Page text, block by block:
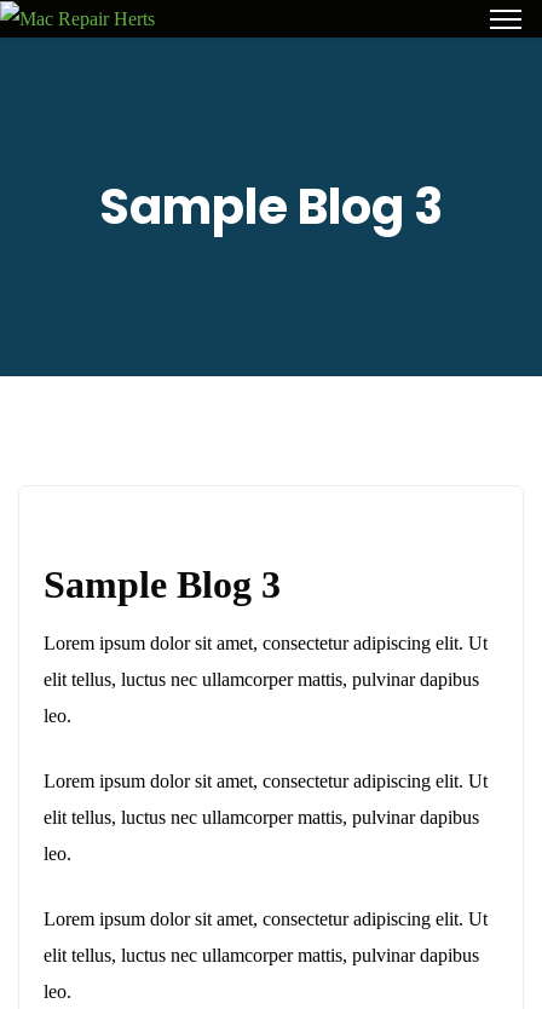
Sample Blog 3
Sample Blog 3
Lorem ipsum dolor sit amet, consectetur adipiscing elit. Ut
elit tellus, luctus nec ullamcorper mattis, pulvinar dapibus
leo.
Lorem ipsum dolor sit amet, consectetur adipiscing elit. Ut
elit tellus, luctus nec ullamcorper mattis, pulvinar dapibus
leo.
Lorem ipsum dolor sit amet, consectetur adipiscing elit. Ut
elit tellus, luctus nec ullamcorper mattis, pulvinar dapibus
leo.